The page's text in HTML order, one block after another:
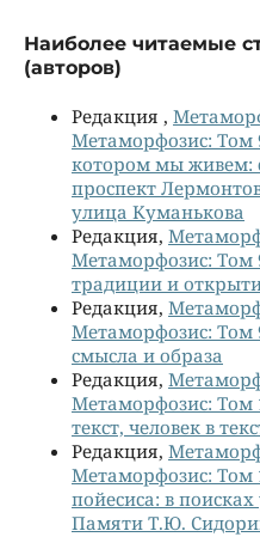
Наиболее читаемые
(авторов)
Редакция ,
Метаморфозис: Том
котором мы живем:
проспект
улица Куманькова
Редакция,
Метаморфозис: Том
традиции и
Редакция,
Метаморфозис: Том
смысла и образа
Редакция,
Метаморфозис: Том
текст, человек в
Редакция,
Метаморфозис: Том
пойесиса: в
Памяти Т.Ю.